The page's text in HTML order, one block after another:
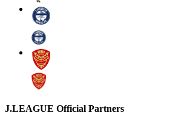
J.LEAGUE Official Partners